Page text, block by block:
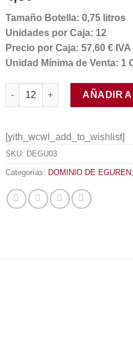
Tamaño Botella: 0,75 litros
Unidades por Caja: 12
Precio por Caja: 57,60 €
Unidad Mínima de Venta: 1
Códice Tinto cantidad
AÑADIR
[yith_wcwl_add_to_wishlist]
SKU: DEGU03
Categorías: DOMINIO DE EGUREN